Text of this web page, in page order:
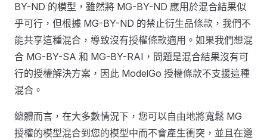
BY-ND 的模型，雖然將 MG-BY-ND 應用於混合結果似
乎可行，但根據 MG-BY-ND 的禁止衍生品條款，我們不
能共享這種混合，導致沒有授權條款適用。如果我們想混
合 MG-BY-SA 和 MG-BY-RAI，問題是混合結果沒有可
行的授權解決方案，因此 ModelGo 授權條款不支援這種
混合。
總體而言，在大多數情況下，您可以自由地將寬鬆 MG
授權的模型混合到您的模型中而不會產生衝突，並且在遵